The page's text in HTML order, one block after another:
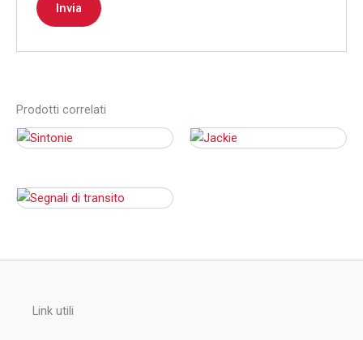
Prodotti correlati
Link utili